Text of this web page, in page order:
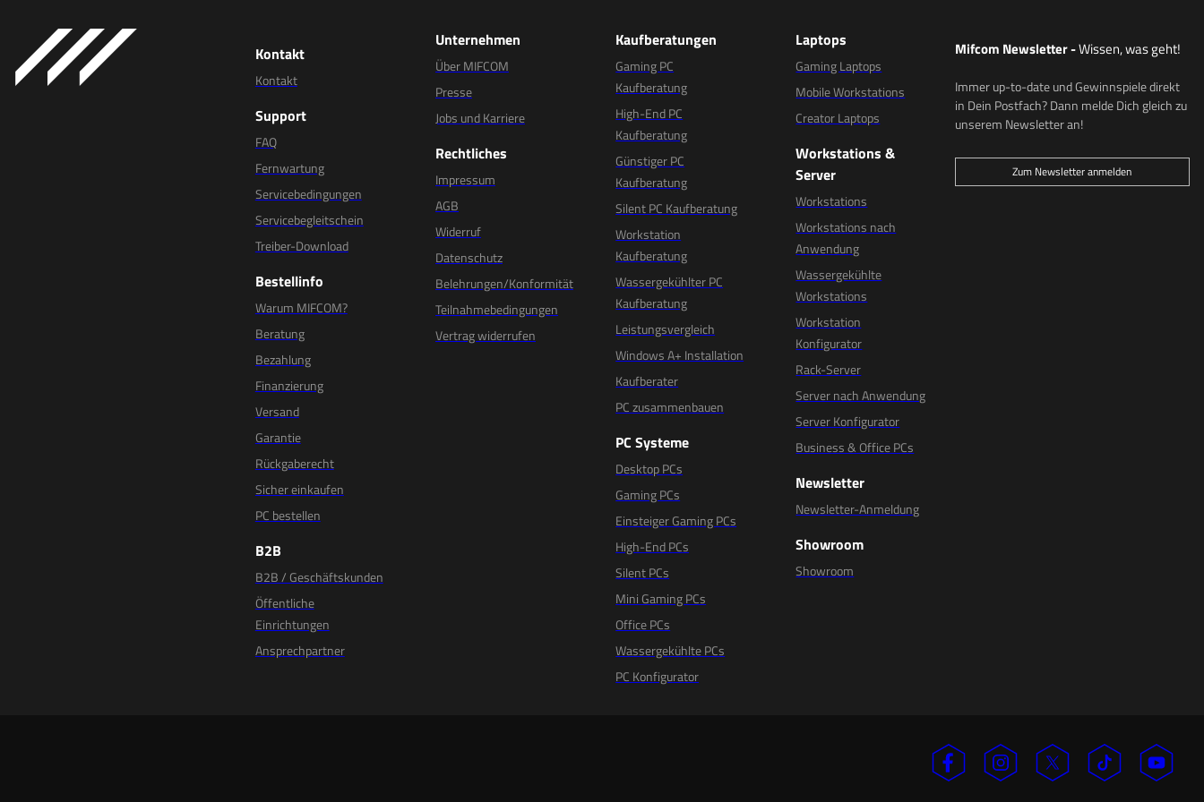
Kontakt
Kontakt
Support
FAQ
Fernwartung
Servicebedingungen
Servicebegleitschein
Treiber-Download
Bestellinfo
Warum MIFCOM?
Beratung
Bezahlung
Finanzierung
Versand
Garantie
Rückgaberecht
Sicher einkaufen
PC bestellen
B2B
B2B / Geschäftskunden
Öffentliche
Einrichtungen
Ansprechpartner
Unternehmen
Über MIFCOM
Presse
Jobs und Karriere
Rechtliches
Impressum
AGB
Widerruf
Datenschutz
Belehrungen/Konformität
Teilnahmebedingungen
Vertrag widerrufen
Kaufberatungen
Gaming PC
Kaufberatung
High-End PC
Kaufberatung
Günstiger PC
Kaufberatung
Silent PC Kaufberatung
Workstation
Kaufberatung
Wassergekühlter PC
Kaufberatung
Leistungsvergleich
Windows A+ Installation
Kaufberater
PC zusammenbauen
PC Systeme
Desktop PCs
Gaming PCs
Einsteiger Gaming PCs
High-End PCs
Silent PCs
Mini Gaming PCs
Office PCs
Wassergekühlte PCs
PC Konfigurator
Laptops
Gaming Laptops
Mobile Workstations
Creator Laptops
Workstations &
Server
Workstations
Workstations nach
Anwendung
Wassergekühlte
Workstations
Workstation
Konfigurator
Rack-Server
Server nach Anwendung
Server Konfigurator
Business & Office PCs
Newsletter
Newsletter-Anmeldung
Showroom
Showroom
Mifcom Newsletter-Wissen, was geht!
Immer up-to-date und Gewinnspiele direkt
in Dein Postfach? Dann melde Dich gleich zu
unserem Newsletter an!
Zum Newsletter anmelden